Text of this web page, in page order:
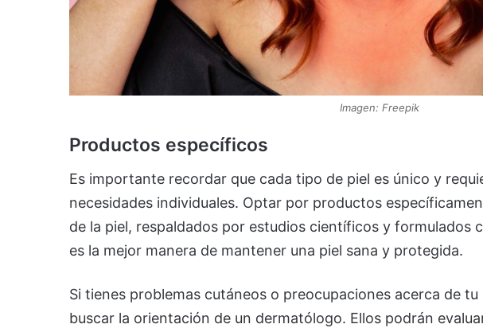
Imagen: Freepik
Productos específicos
Es importante recordar que cada tipo de piel es único y
necesidades individuales. Optar por productos
de la piel, respaldados por estudios científicos y formulados
es la mejor manera de mantener una piel sana y protegida.
Si tienes problemas cutáneos o preocupaciones acerca de
buscar la orientación de un dermatólogo. Ellos podrán